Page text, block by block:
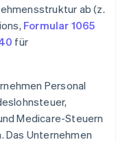
ab (z.
Formular 1065
für
Personal
Medicare-Steuern
Das Unternehmen